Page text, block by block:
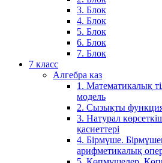
3. Блок
4. Блок
5. Блок
6. Блок
7. Блок
7 класс
Алгебра каз
1. Математикалық
модель
2. Сызықты
3. Натурал
қасиеттері
4. Бірмүше.
арифметикалық